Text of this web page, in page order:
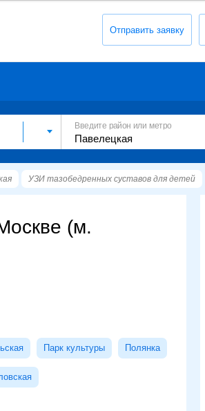
Отправить заявку
Введите район или метро
УЗИ тазобедренных суставов для детей
(м.
Парк культуры Полянка